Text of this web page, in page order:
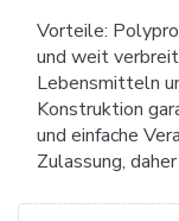
Vorteile:
und weit
Lebensmitteln
Konstruktion
und einfache
Zulassung,